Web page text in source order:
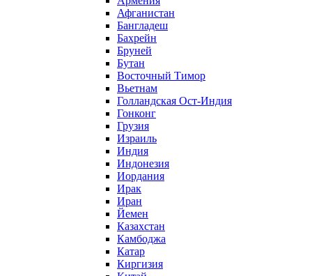
Афганистан
Бангладеш
Бахрейн
Бруней
Бутан
Восточный Тимор
Вьетнам
Голландская Ост-Индия
Гонконг
Грузия
Израиль
Индия
Индонезия
Иордания
Ирак
Иран
Йемен
Казахстан
Камбоджа
Катар
Киргизия